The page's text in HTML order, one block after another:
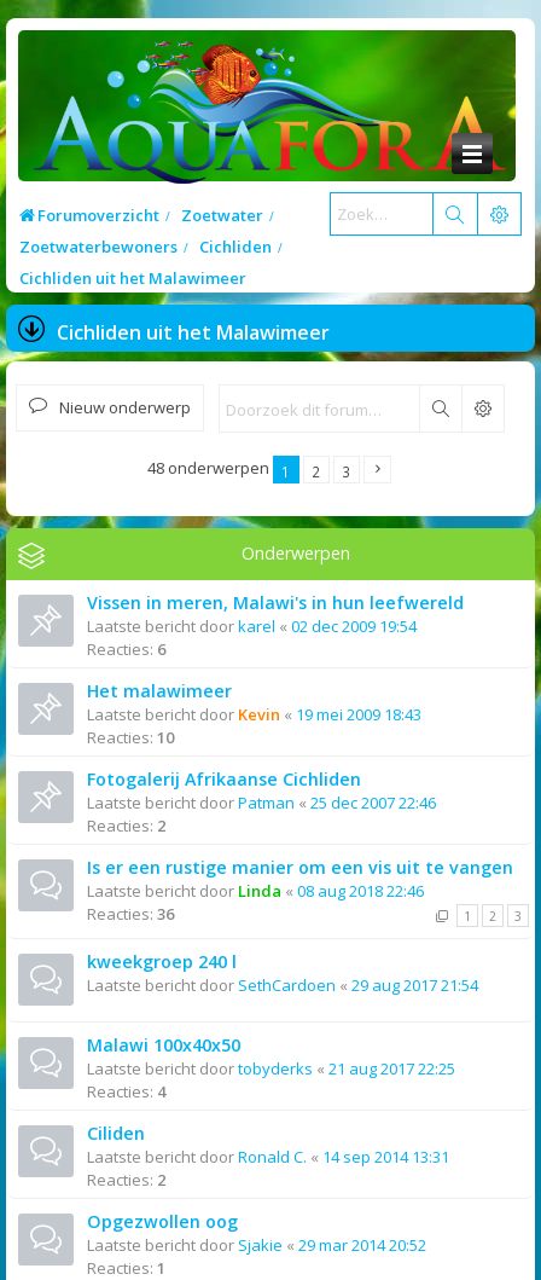
Forumoverzicht
Zoetwater
Zoetwaterbewoners
Cichliden
Cichliden uit het Malawimeer
Cichliden uit het Malawimeer
Nieuw onderwerp Zoek
48 onderwerpen 1 2 3
Onderwerpen
Vissen in meren, Malawi's in hun leefwereld
Laatste bericht doorkarel « 02 dec 2009 19:54
Reacties: 6
Het malawimeer
Laatste bericht door Kevin « 19 mei 2009 18:43
Reacties: 10
Fotogalerij Afrikaanse Cichliden
Laatste bericht doorPatman « 25 dec 2007 22:46
Reacties: 2
Is er een rustige manier om een vis uit te vangen
Laatste bericht door Linda « 08 aug 2018 22:46
Reacties: 36 1 2 3
kweekgroep 240 l
Laatste bericht door SethCardoen « 29 aug 2017 21:54
Malawi 100x40x50
Laatste bericht doortobyderks « 21 aug 2017 22:25
Reacties: 4
Ciliden
Laatste bericht doorRonald C. « 14 sep 2014 13:31
Reacties: 2
Opgezwollen oog
Laatste bericht door Sjakie « 29 mar 2014 20:52
Reacties: 1